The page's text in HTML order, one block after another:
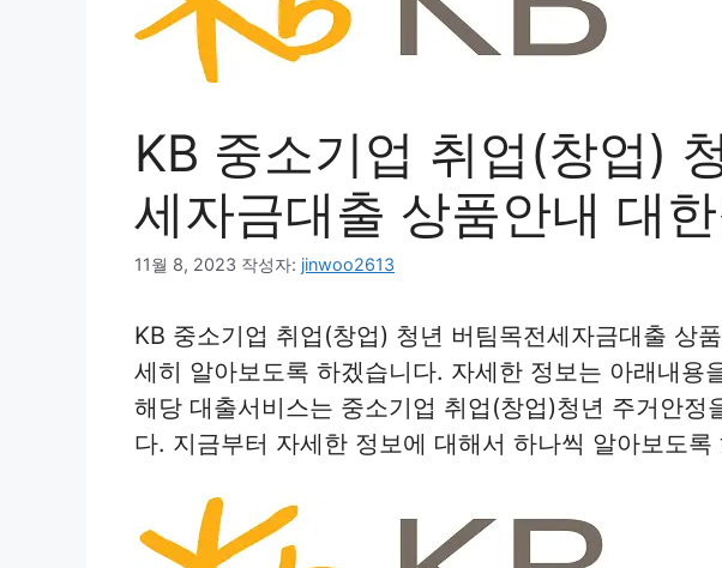
KB 중소기업 취업(창업)
세자금대출 상품안내 대
11월 8, 2023 작성자: jinwoo2613
KB 중소기업 취업(창업) 청년 버팀목전세자금대출 상
세히 알아보도록 하겠습니다. 자세한 정보는 아래내용
해당 대출서비스는 중소기업 취업(창업)청년 주거안정
다. 지금부터 자세한 정보에 대해서 하나씩 알아보도록